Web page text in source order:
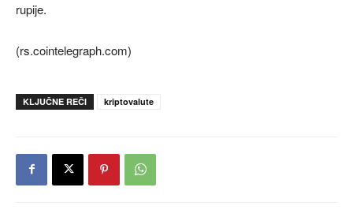
rupije.
(rs.cointelegraph.com)
KLJUČNE REČI kriptovalute